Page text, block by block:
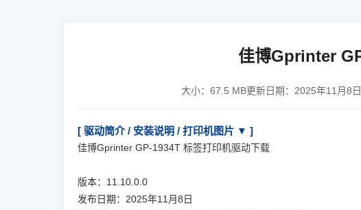
佳博Gprinter
大小： 67.5 MB更新日期： 2025年11月8日
[ 驱动简介 / 安装说明 / 打印机图片 ▼ ]
佳博Gprinter GP-1934T 标签打印机驱动下载
版本：11.10.0.0
发布日期：2025年11月8日